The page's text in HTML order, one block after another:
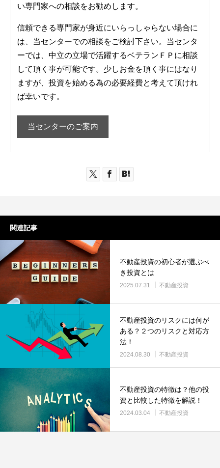
い専門家への相談をお勧めします。
信頼できる専門家が身近にいらっしゃらない場合に
は、当センターでの相談をご検討下さい。当センタ
ーでは、中立の立場で活躍するベテランＦＰに相談
して頂く事が可能です。少しお金を頂く事にはなり
ますが、投資を始める為の必要経費と考えて頂けれ
ば幸いです。
当センターのご案内
関連記事
不動産投資の初心者が選ぶべ
き投資とは
2025.07.31 不動産投資
不動産投資のリスクには何が
ある？２つのリスクと対応方
法！
2024.08.30 不動産投資
不動産投資の特徴は？他の投
資と比較した特徴を解説！
2024.03.04 不動産投資